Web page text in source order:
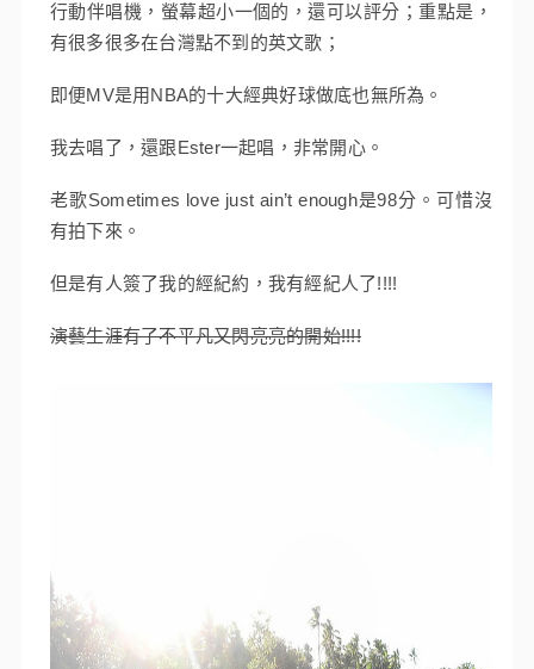
行動伴唱機，螢幕超小一個的，還可以評分；重點是，
有很多很多在台灣點不到的英文歌；
即便MV是用NBA的十大經典好球做底也無所為。
我去唱了，還跟Ester一起唱，非常開心。
老歌Sometimes love just ain’t enough是98分。可惜沒
有拍下來。
但是有人簽了我的經紀約，我有經紀人了!!!!
演藝生涯有了不平凡又閃亮亮的開始!!!!